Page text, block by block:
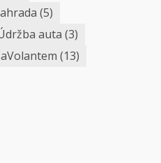
(5)
auta (3)
(13)